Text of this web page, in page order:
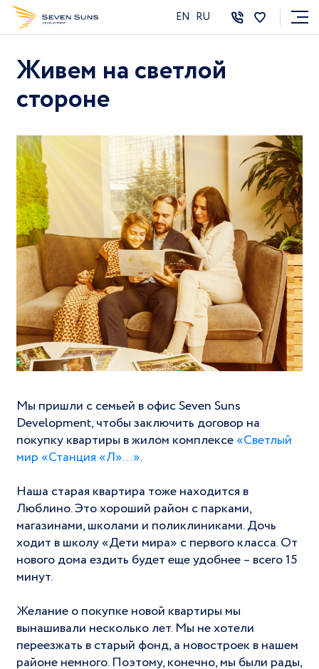
EN RU
Живем на светлой
стороне
Мы пришли с семьей в офис Seven Suns
Development, чтобы заключить договор на
покупку квартиры в жилом комплексе«Светлый
мир «Станция «Л»…».
Наша старая квартира тоже находится в
Люблино. Это хороший район с парками,
магазинами, школами и поликлиниками. Дочь
ходит в школу «Дети мира» с первого класса. От
нового дома ездить будет еще удобнее – всего 15
минут.
Желание о покупке новой квартиры мы
вынашивали несколько лет. Мы не хотели
переезжать в старый фонд, а новостроек в нашем
районе немного. Поэтому, конечно, мы были рады,